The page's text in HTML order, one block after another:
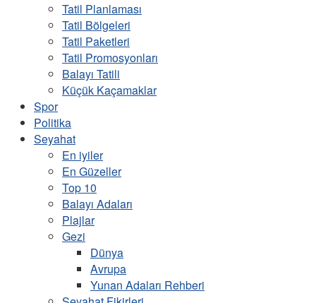
Tatil Planlaması
Tatil Bölgeleri
Tatil Paketleri
Tatil Promosyonları
Balayı Tatili
Küçük Kaçamaklar
Spor
Politika
Seyahat
En iyiler
En Güzeller
Top 10
Balayı Adaları
Plajlar
Gezi
Dünya
Avrupa
Yunan Adaları Rehberi